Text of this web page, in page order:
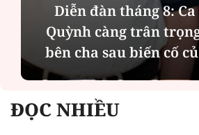
Diễn đàn tháng 8:
Quỳnh càng trân
bên cha sau biến cố
ĐỌC NHIỀU